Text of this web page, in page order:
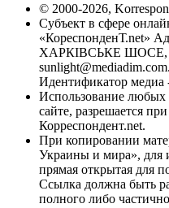
© 2000-2026,
Субъект в сфере
«КореспонденТ.net»
ХАРКІВСЬКЕ ШОСЕ,
Идентификатор медиа
Использование любых
сайте, разрешается
Корреспондент.net.
При копировании
Украины и мира», для
прямая открытая для
Ссылка должна быть
полного либо